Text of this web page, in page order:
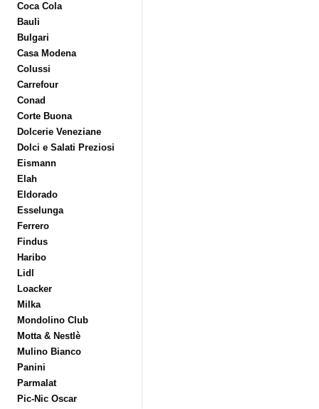
Coca Cola
Bauli
Bulgari
Casa Modena
Colussi
Carrefour
Conad
Corte Buona
Dolcerie Veneziane
Dolci e Salati Preziosi
Eismann
Elah
Eldorado
Esselunga
Ferrero
Findus
Haribo
Lidl
Loacker
Milka
Mondolino Club
Motta & Nestlè
Mulino Bianco
Panini
Parmalat
Pic-Nic Oscar